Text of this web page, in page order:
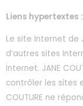
Liens hypertextes :
Le site Internet de
d’autres sites
Internet. JANE
contrôler les sites
COUTURE ne